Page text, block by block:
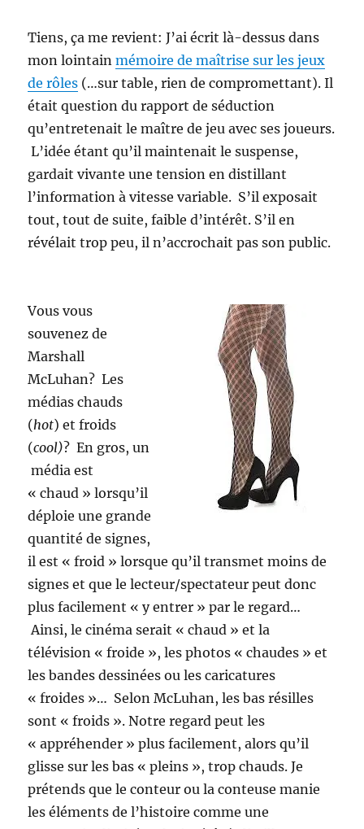
Tiens, ça me revient: J’ai écrit là-dessus dans
mon lointainmémoire de maîtrise sur les jeux
de rôles (…sur table, rien de compromettant). Il
était question du rapport de séduction
qu’entretenait le maître de jeu avec ses joueurs.
L’idée étant qu’il maintenait le suspense,
gardait vivante une tension en distillant
l’information à vitesse variable. S’il exposait
tout, tout de suite, faible d’intérêt. S’il en
révélait trop peu, il n’accrochait pas son public.
Vous vous
souvenez de
Marshall
McLuhan? Les
médias chauds
(hot) et froids
(cool)? En gros, un
média est
« chaud » lorsqu’il
déploie une grande
quantité de signes,
il est « froid » lorsque qu’il transmet moins de
signes et que le lecteur/spectateur peut donc
plus facilement « y entrer » par le regard…
Ainsi, le cinéma serait « chaud » et la
télévision « froide », les photos « chaudes » et
les bandes dessinées ou les caricatures
« froides »… Selon McLuhan, les bas résilles
sont « froids ». Notre regard peut les
« appréhender » plus facilement, alors qu’il
glisse sur les bas « pleins », trop chauds. Je
prétends que le conteur ou la conteuse manie
les éléments de l’histoire comme une